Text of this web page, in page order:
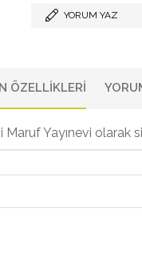
YORUM YAZ
ÖZELLIKLERI
Maruf Yayınevi